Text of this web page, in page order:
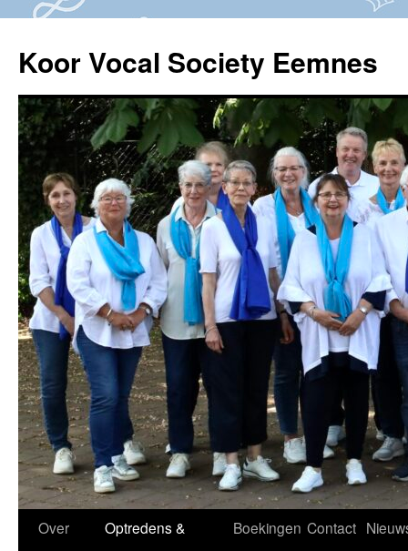
de
inhoud
Koor Vocal Society Eemnes
Over
Optredens &
Boekingen Contact